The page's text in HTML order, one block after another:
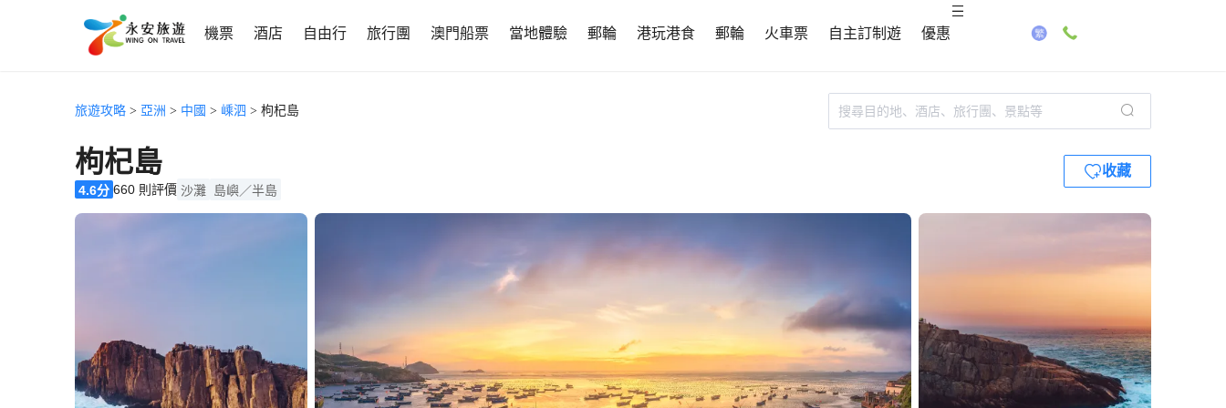
機票 酒店 自由行 旅行團 澳門船票 當地體驗 郵輪 港玩港食 郵輪 火車票 自主訂制遊 優惠
旅遊攻略 > 亞洲 > 中國 > 嵊泗 > 枸杞島
枸杞島
4.6分 660 則評價 沙灘 島嶼／半島
收藏